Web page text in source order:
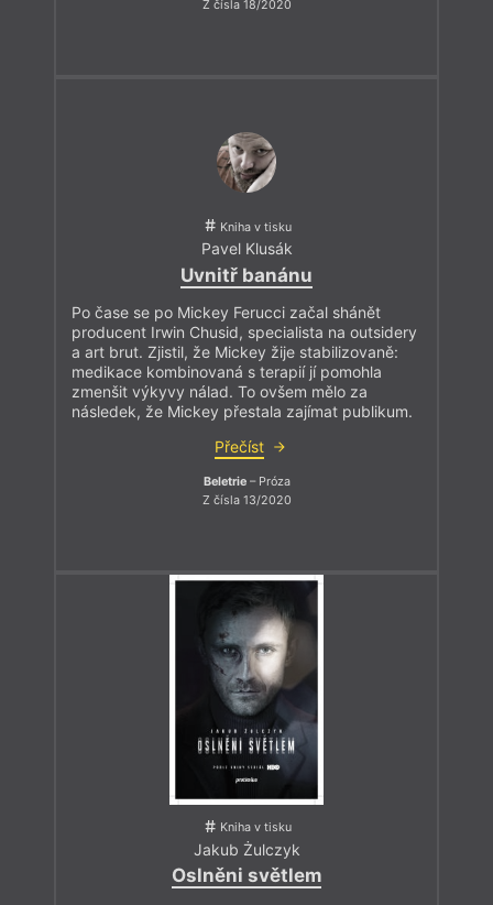
Z čísla 18/2020
Kniha v tisku
Pavel Klusák
Uvnitř banánu
Po čase se po Mickey Ferucci začal shánět
producent Irwin Chusid, specialista na outsidery
a art brut. Zjistil, že Mickey žije stabilizovaně:
medikace kombinovaná s terapií jí pomohla
zmenšit výkyvy nálad. To ovšem mělo za
následek, že Mickey přestala zajímat publikum.
Přečíst
Beletrie– Próza
Z čísla 13/2020
Kniha v tisku
Jakub Żulczyk
Oslněni světlem